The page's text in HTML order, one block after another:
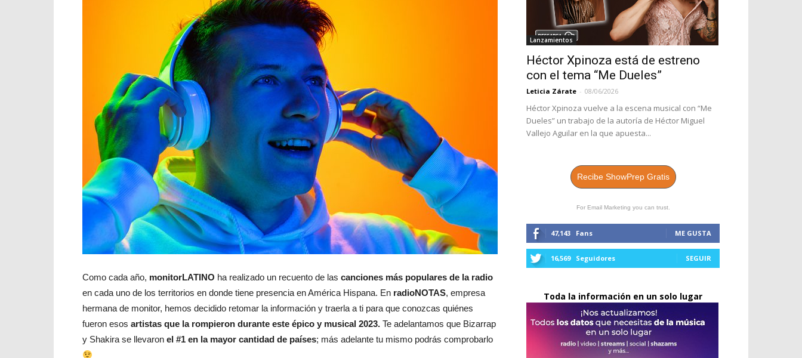
Como cada año, monitorLATINO ha realizado un recuento de las canciones más populares de la radio
en cada uno de los territorios en donde tiene presencia en América Hispana. En radioNOTAS, empresa
hermana de monitor, hemos decidido retomar la información y traerla a ti para que conozcas quiénes
fueron esos artistas que la rompieron durante este épico y musical 2023. Te adelantamos que Bizarrap
y Shakira se llevaron el #1 en la mayor cantidad de países; más adelante tu mismo podrás comprobarlo
Lanzamientos
Héctor Xpinoza está de estreno
con el tema “Me Dueles”
Leticia Zárate - 08/06/2026
Héctor Xpinoza vuelve a la escena musical con “Me
Dueles” un trabajo de la autoría de Héctor Miguel
Vallejo Aguilar en la que apuesta...
Recibe ShowPrep Gratis
For Email Marketing you can trust.
47,143 Fans ME GUSTA
16,569 Seguidores SEGUIR
Toda la información en un solo lugar